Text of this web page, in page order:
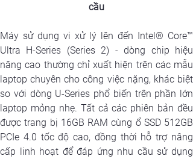
cầu
Máy sử dụng vi xử lý lên đến Intel® Core™
Ultra H-Series (Series 2) - dòng chip hiệu
năng cao thường chỉ xuất hiện trên các mẫu
laptop chuyên cho công việc nặng, khác biệt
so với dòng U-Series phổ biến trên phần lớn
laptop mỏng nhẹ. Tất cả các phiên bản đều
được trang bị 16GB RAM cùng ổ SSD 512GB
PCIe 4.0 tốc độ cao, đồng thời hỗ trợ nâng
cấp linh hoạt để đáp ứng nhu cầu sử dụng